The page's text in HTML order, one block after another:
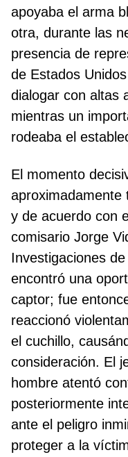
apoyaba el arma
otra, durante las
presencia de
de Estados
dialogar con altas
mientras un
rodeaba el
El momento
aproximadamente
y de acuerdo con
comisario Jorge
Investigaciones
encontró una
captor; fue
reaccionó
el cuchillo,
consideración. El
hombre atentó
posteriormente
ante el peligro
proteger a la